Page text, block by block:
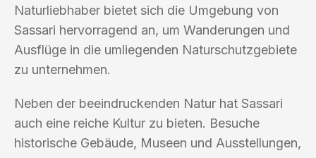
Naturliebhaber bietet sich die Umgebung von
Sassari hervorragend an, um Wanderungen und
Ausflüge in die umliegenden Naturschutzgebiete
zu unternehmen.
Neben der beeindruckenden Natur hat Sassari
auch eine reiche Kultur zu bieten. Besuche
historische Gebäude, Museen und Ausstellungen,